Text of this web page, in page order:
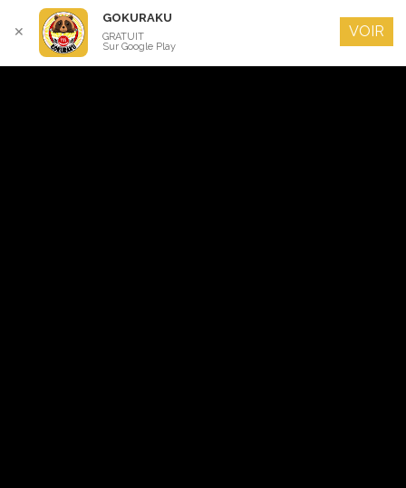
✕
GOKURAKU
GRATUIT
Sur Google Play
VOIR